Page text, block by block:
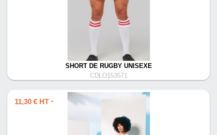
SHORT DE RUGBY UNISEXE
CDLO153571
11,30 € HT *